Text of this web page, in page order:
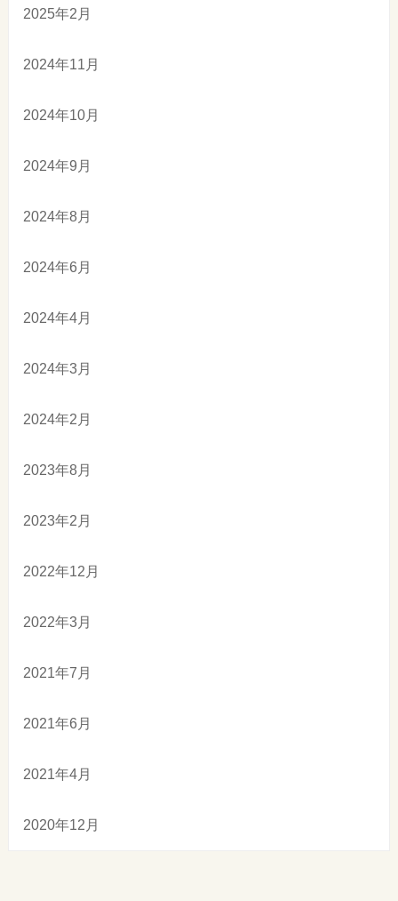
2025年2月
2024年11月
2024年10月
2024年9月
2024年8月
2024年6月
2024年4月
2024年3月
2024年2月
2023年8月
2023年2月
2022年12月
2022年3月
2021年7月
2021年6月
2021年4月
2020年12月